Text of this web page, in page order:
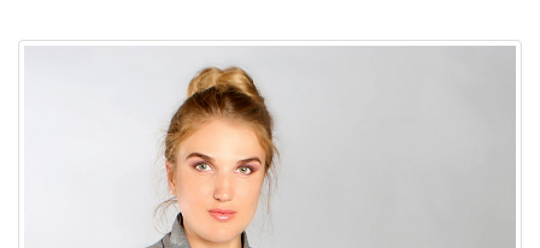
партнеры
политика конфиденциальности